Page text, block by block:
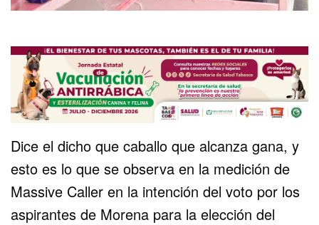
Dice el dicho que caballo que alcanza gana, y
esto es lo que se observa en la medición de
Massive Caller en la intención del voto por los
aspirantes de Morena para la elección del